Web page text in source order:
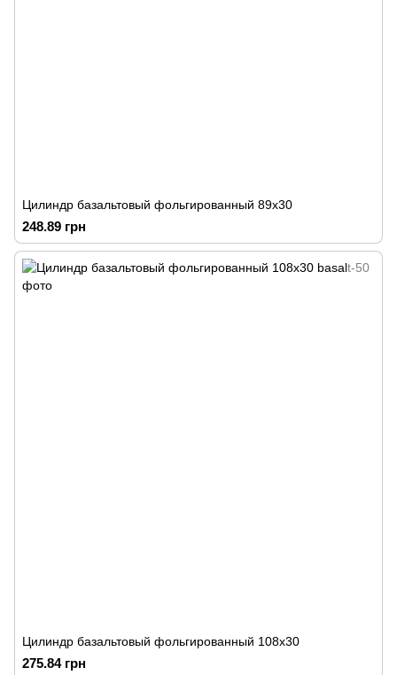
Цилиндр базальтовый фольгированный 89х30
248.89 грн
Цилиндр базальтовый фольгированный 108х30
275.84 грн